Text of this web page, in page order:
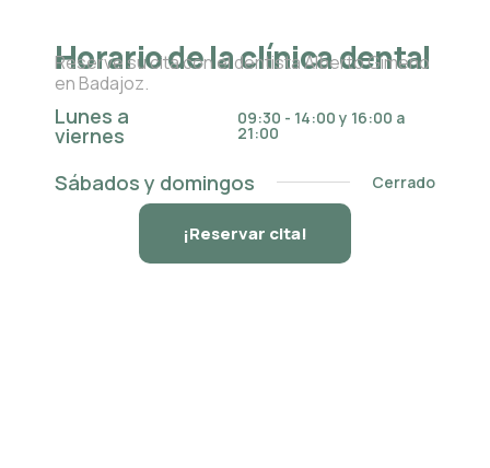
Horario de la clínica dental
Reserve su cita con el dentista Alberto Gimeno
en Badajoz.
Lunes a
viernes
09:30 - 14:00 y 16:00 a
21:00
Sábados y domingos Cerrado
¡Reservar cita!